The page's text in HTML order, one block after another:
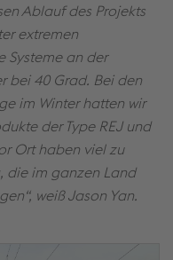
Ablauf des Projekts
extremen
Systeme an der
bei 40 Grad. Bei den
im Winter hatten wir
der Type REJ und
Ort haben viel zu
die im ganzen Land
weiß Jason Yan.